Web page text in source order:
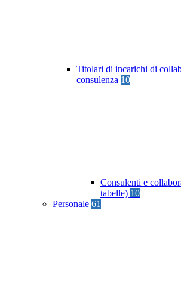
Titolari di incarichi di
consulenza 10
Consulenti e
tabelle) 10
Personale 61